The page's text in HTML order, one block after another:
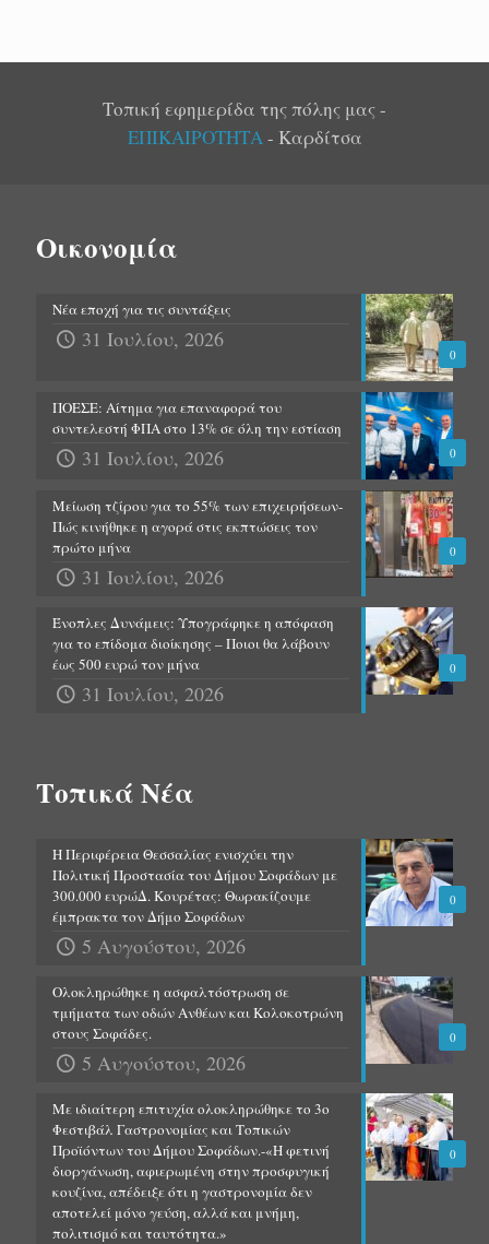
Τοπική εφημερίδα της πόλης μας -
ΕΠΙΚΑΙΡΟΤΗΤΑ- Καρδίτσα
Οικονομία
0
Νέα εποχή για τις συντάξεις
31 Ιουλίου, 2026
0
ΠΟΕΣΕ: Αίτημα για επαναφορά του
συντελεστή ΦΠΑ στο 13% σε όλη την εστίαση
31 Ιουλίου, 2026
0
Μείωση τζίρου για το 55% των επιχειρήσεων-
Πώς κινήθηκε η αγορά στις εκπτώσεις τον
πρώτο μήνα
31 Ιουλίου, 2026
0
Ένοπλες Δυνάμεις: Υπογράφηκε η απόφαση
για το επίδομα διοίκησης – Ποιοι θα λάβουν
έως 500 ευρώ τον μήνα
31 Ιουλίου, 2026
Τοπικά Νέα
0
Η Περιφέρεια Θεσσαλίας ενισχύει την
Πολιτική Προστασία του Δήμου Σοφάδων με
300.000 ευρώΔ. Κουρέτας: Θωρακίζουμε
έμπρακτα τον Δήμο Σοφάδων
5 Αυγούστου, 2026
0
Ολοκληρώθηκε η ασφαλτόστρωση σε
τμήματα των οδών Ανθέων και Κολοκοτρώνη
στους Σοφάδες.
5 Αυγούστου, 2026
0
Με ιδιαίτερη επιτυχία ολοκληρώθηκε το 3ο
Φεστιβάλ Γαστρονομίας και Τοπικών
Προϊόντων του Δήμου Σοφάδων.-«Η φετινή
διοργάνωση, αφιερωμένη στην προσφυγική
κουζίνα, απέδειξε ότι η γαστρονομία δεν
αποτελεί μόνο γεύση, αλλά και μνήμη,
πολιτισμό και ταυτότητα.»